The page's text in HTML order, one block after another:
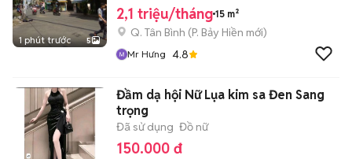
1 phút trước 5
2,1 triệu/tháng 15 m²
Q. Tân Bình (P. Bảy Hiền mới)
Mr Hưng 4.8
Đầm dạ hội Nữ Lụa kim sa Đen Sang
trọng
Đã sử dụng Đồ nữ
150.000 đ